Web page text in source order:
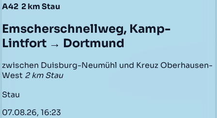
A42 2 km Stau
Emscherschnellweg, Kamp-
Lintfort → Dortmund
zwischen Duisburg-Neumühl und Kreuz Oberhausen-
West 2 km Stau
Stau
07.08.26, 16:23